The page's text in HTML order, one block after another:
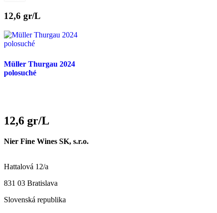
12,6 gr/L
Müller Thurgau 2024
polosuché
12,6 gr/L
Nier Fine Wines SK, s.r.o.
Hattalová 12/a
831 03 Bratislava
Slovenská republika